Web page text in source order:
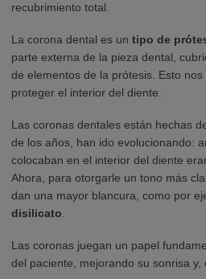
recubrimiento total.
La corona dental es un tipo de
parte externa de la pieza dental,
de elementos de la prótesis. Esto
proteger el interior del diente.
Las coronas dentales están hechas
de los años, han ido evolucionando:
colocaban en el interior del diente
Ahora, para otorgarle un tono más
dan una mayor blancura, como por
disilicato
Las coronas juegan un papel
del paciente, mejorando su sonrisa y,